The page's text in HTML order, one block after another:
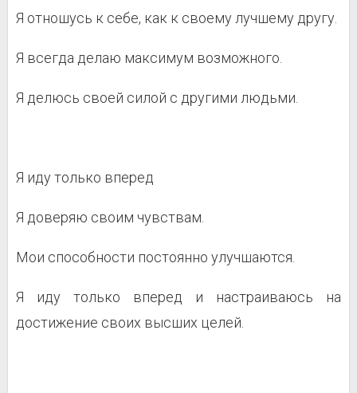
Я отношусь к себе, как к своему лучшему другу.
Я всегда делаю максимум возможного.
Я делюсь своей силой с другими людьми.
Я иду только вперед
Я доверяю своим чувствам.
Мои способности постоянно улучшаются.
Я иду только вперед и настраиваюсь на
достижение своих высших целей.